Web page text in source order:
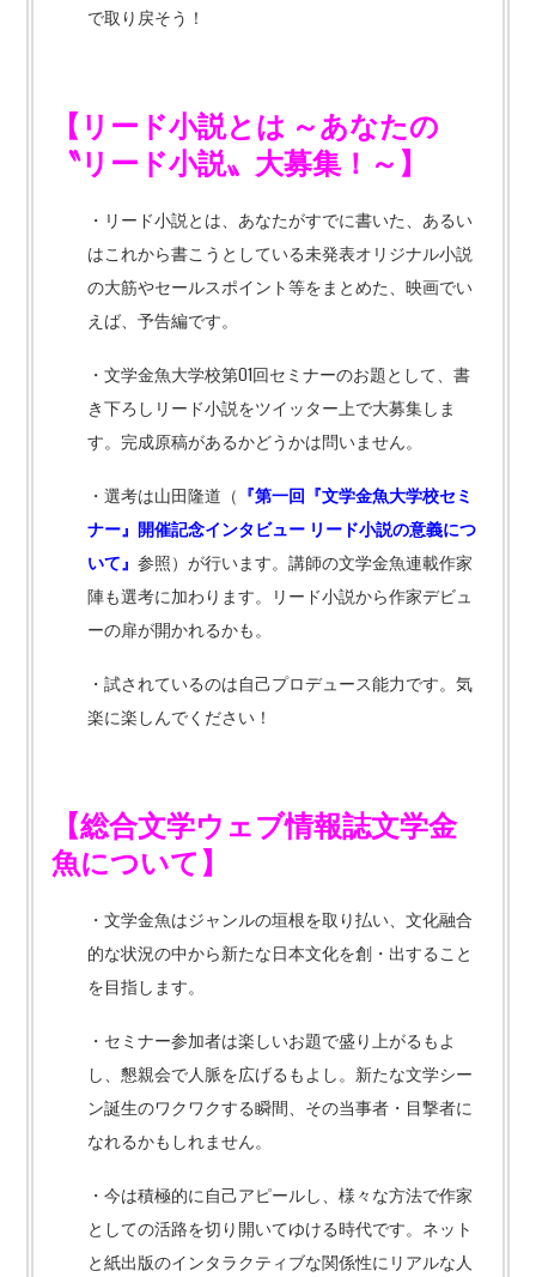
で取り戻そう！
【リード小説とは ～あなたの
〝リード小説〟大募集！～】
・リード小説とは、あなたがすでに書いた、あるい
はこれから書こうとしている未発表オリジナル小説
の大筋やセールスポイント等をまとめた、映画でい
えば、予告編です。
・文学金魚大学校第01回セミナーのお題として、書
き下ろしリード小説をツイッター上で大募集しま
す。完成原稿があるかどうかは問いません。
・選考は山田隆道（ 『第一回『文学金魚大学校セミ
ナー』開催記念インタビュー リード小説の意義につ
いて』参照）が行います。講師の文学金魚連載作家
陣も選考に加わります。リード小説から作家デビュ
ーの扉が開かれるかも。
・試されているのは自己プロデュース能力です。気
楽に楽しんでください！
【総合文学ウェブ情報誌文学金
魚について】
・文学金魚はジャンルの垣根を取り払い、文化融合
的な状況の中から新たな日本文化を創・出すること
を目指します。
・セミナー参加者は楽しいお題で盛り上がるもよ
し、懇親会で人脈を広げるもよし。新たな文学シー
ン誕生のワクワクする瞬間、その当事者・目撃者に
なれるかもしれません。
・今は積極的に自己アピールし、様々な方法で作家
としての活路を切り開いてゆける時代です。ネット
と紙出版のインタラクティブな関係性にリアルな人